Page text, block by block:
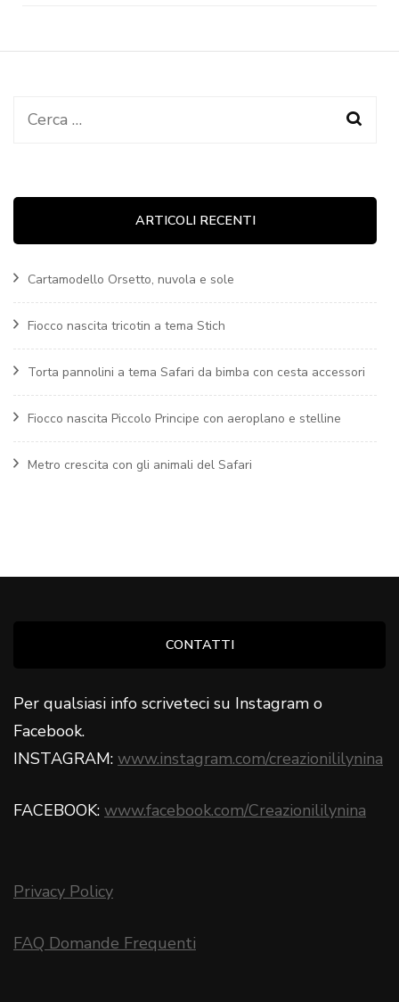
Ricerca
ARTICOLI RECENTI
Cartamodello Orsetto, nuvola e sole
Fiocco nascita tricotin a tema Stich
Torta pannolini a tema Safari da bimba con cesta accessori
Fiocco nascita Piccolo Principe con aeroplano e stelline
Metro crescita con gli animali del Safari
CONTATTI
Per qualsiasi info scriveteci su Instagram o
Facebook.
INSTAGRAM: www.instagram.com/creazionililynina
FACEBOOK: www.facebook.com/Creazionililynina
Privacy Policy
FAQ Domande Frequenti